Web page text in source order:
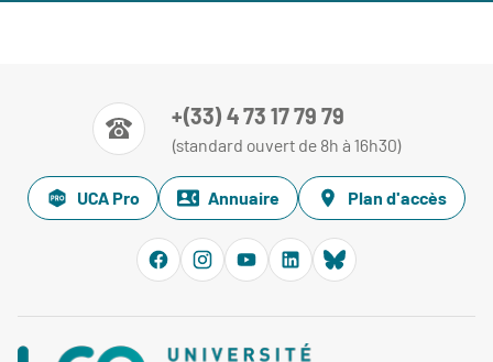
+(33) 4 73 17 79 79
(standard ouvert de 8h à 16h30)
UCA Pro Annuaire Plan d'accès